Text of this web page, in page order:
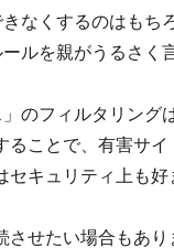
なくするのはも
ルを親がうるさく
のフィルタリン
ることで、有害サ
キュリティ上も
させたい場合もあ